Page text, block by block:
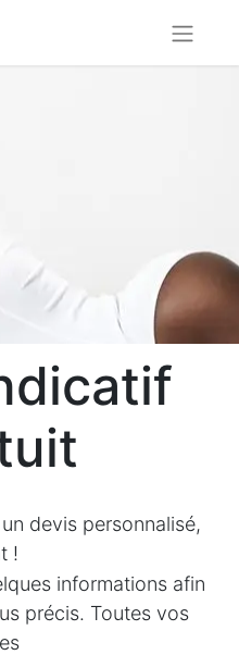
devis personnalisé,
!
informations afin
précis. Toutes vos